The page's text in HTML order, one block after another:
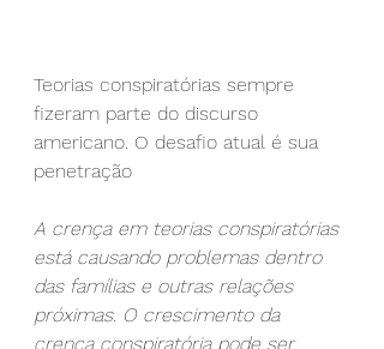
Teorias conspiratórias sempre
fizeram parte do discurso
americano. O desafio atual é sua
penetração
A crença em teorias conspiratórias
está causando problemas dentro
das famílias e outras relações
próximas. O crescimento da
crença conspiratória pode ser